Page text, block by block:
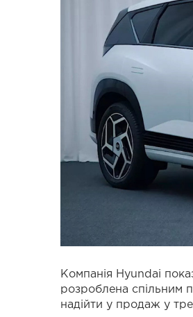
Компанія Hyundai
розроблена спільним
надійти у продаж у